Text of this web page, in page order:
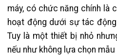
máy, có chức năng chính là
hoạt động dưới sự tác
Tuy là một thiết bị nhỏ
nếu như không lựa chọn